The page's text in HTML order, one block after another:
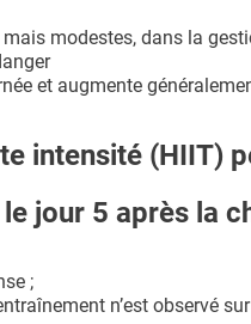
modestes, dans la
et augmente
intensité (HIIT)
jour 5 après la
;
n’est observé